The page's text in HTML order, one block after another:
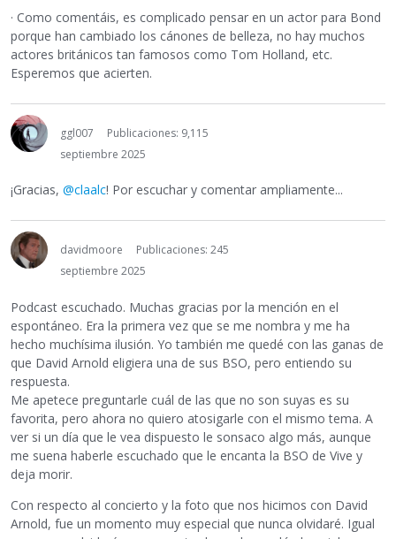
· Como comentáis, es complicado pensar en un actor para Bond
porque han cambiado los cánones de belleza, no hay muchos
actores británicos tan famosos como Tom Holland, etc.
Esperemos que acierten.
ggl007
Publicaciones: 9,115
septiembre 2025
¡Gracias, @claalc! Por escuchar y comentar ampliamente...
davidmoore
Publicaciones: 245
septiembre 2025
Podcast escuchado. Muchas gracias por la mención en el
espontáneo. Era la primera vez que se me nombra y me ha
hecho muchísima ilusión. Yo también me quedé con las ganas de
que David Arnold eligiera una de sus BSO, pero entiendo su
respuesta.
Me apetece preguntarle cuál de las que no son suyas es su
favorita, pero ahora no quiero atosigarle con el mismo tema. A
ver si un día que le vea dispuesto le sonsaco algo más, aunque
me suena haberle escuchado que le encanta la BSO de Vive y
deja morir.
Con respecto al concierto y la foto que nos hicimos con David
Arnold, fue un momento muy especial que nunca olvidaré. Igual